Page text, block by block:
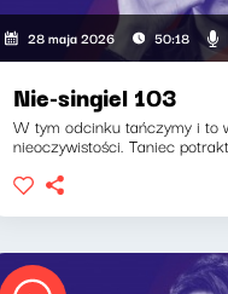
28 maja 2026 50:18
Nie-singiel 103
W tym odcinku tańczymy i to
nieoczywistości. Taniec